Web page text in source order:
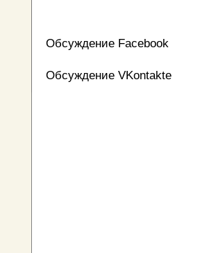
Обсуждение Facebook
Обсуждение VKontakte